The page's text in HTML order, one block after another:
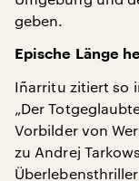
geben.
Epische Länge
Iñarritu zitiert so
„Der
Vorbilder von
zu Andrej